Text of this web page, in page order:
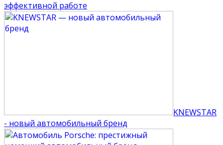
эффективной работе
KNEWSTAR
- новый автомобильный бренд